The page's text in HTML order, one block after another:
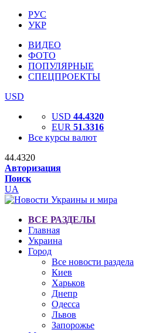
РУС
УКР
ВИДЕО
ФОТО
ПОПУЛЯРНЫЕ
СПЕЦПРОЕКТЫ
USD
USD 44.4320
EUR 51.3316
Все курсы валют
44.4320
Авторизация
Поиск
UA
ВСЕ РАЗДЕЛЫ
Главная
Украина
Город
Все новости раздела
Киев
Харьков
Днепр
Одесса
Львов
Запорожье